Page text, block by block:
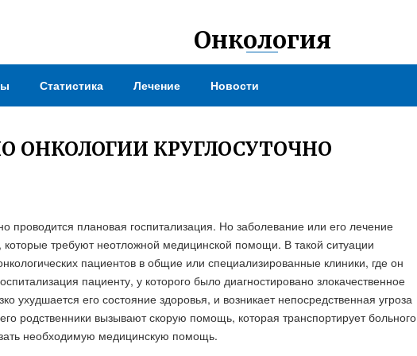
Онкология
Статистика Лечение Новости
ОНКОЛОГИИ КРУГЛОСУТОЧНО
проводится плановая госпитализация. Но заболевание или его лечение
требуют неотложной медицинской помощи. В такой ситуации
пациентов в общие или специализированные клиники, где он
пациенту, у которого было диагностировано злокачественное
ухудшается его состояние здоровья, и возникает непосредственная угроза
родственники вызывают скорую помощь, которая транспортирует больного
необходимую медицинскую помощь.